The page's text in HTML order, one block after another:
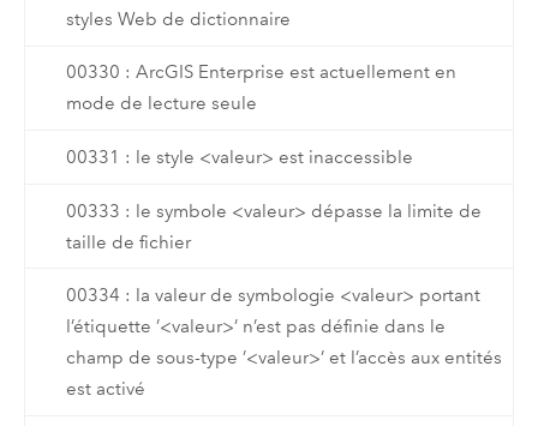
styles Web de dictionnaire
00330 : ArcGIS Enterprise est actuellement en
mode de lecture seule
00331 : le style <valeur> est inaccessible
00333 : le symbole <valeur> dépasse la limite de
taille de fichier
00334 : la valeur de symbologie <valeur> portant
l’étiquette ’<valeur>’ n’est pas définie dans le
champ de sous-type ’<valeur>’ et l’accès aux entités
est activé